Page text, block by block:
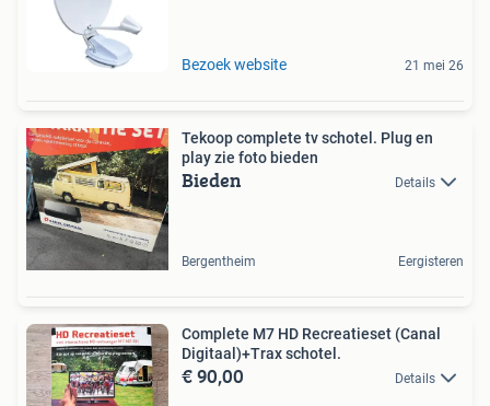
Bezoek website 21 mei 26
Tekoop complete tv schotel. Plug en
play zie foto bieden
Bieden Details
Bergentheim Eergisteren
Complete M7 HD Recreatieset (Canal
Digitaal)+Trax schotel.
€ 90,00 Details